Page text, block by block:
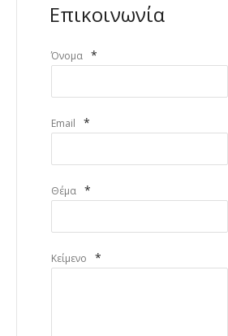
Επικοινωνία
Όνομα *
Email *
Θέμα *
Κείμενο *